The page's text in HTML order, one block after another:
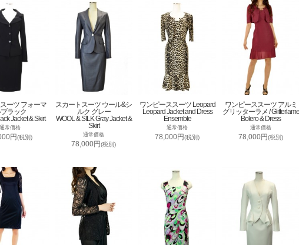
ーツ フォーマ
ラック
Jacket & Skirt
通常価格
円(税別)
スカートスーツ ウール&シ
ルク グレー
WOOL & SILK Gray Jacket &
Skirt
通常価格
78,000円(税別)
ワンピーススーツ Leopard
Leopard Jacket and Dress
Ensemble
通常価格
78,000円(税別)
ワンピーススーツ アルミ
グリッターラメ / Glitterlame
Bolero & Dress
通常価格
78,000円(税別)